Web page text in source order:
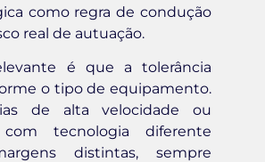
como regra de condução
real de autuação.
é que a tolerância
o tipo de equipamento.
de alta velocidade ou
com tecnologia diferente
distintas, sempre